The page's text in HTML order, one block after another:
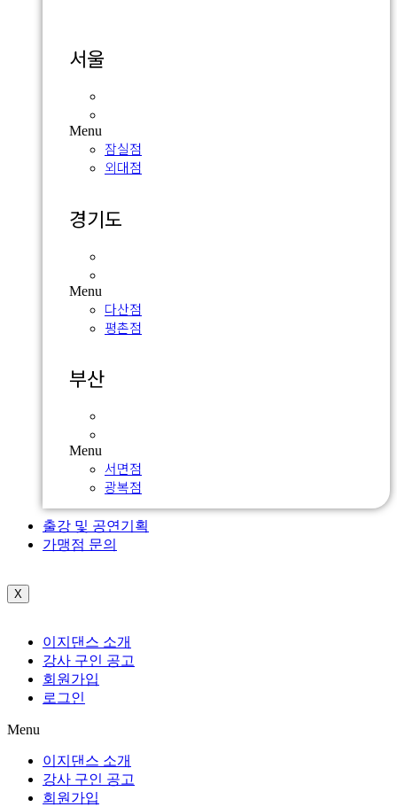
서울
Menu
잠실점
외대점
경기도
Menu
다산점
평촌점
부산
Menu
서면점
광복점
출강 및 공연기획
가맹점 문의
X
이지댄스 소개
강사 구인 공고
회원가입
로그인
Menu
이지댄스 소개
강사 구인 공고
회원가입